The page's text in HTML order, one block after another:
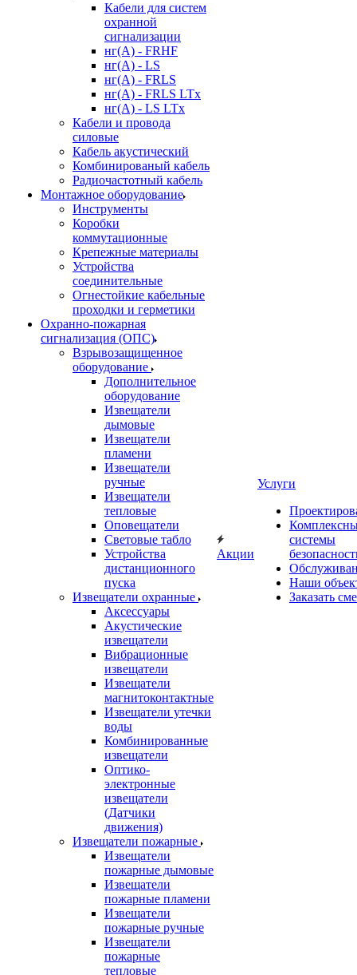
Кабели для систем
охранной
сигнализации
нг(A) - FRHF
нг(A) - LS
нг(А) - FRLS
нг(А) - FRLS LTx
нг(А) - LS LTx
Кабели и провода
силовые
Кабель акустический
Комбинированый кабель
Радиочастотный кабель
Монтажное оборудование
Инструменты
Коробки
коммутационные
Крепежные материалы
Устройства
соединительные
Огнестойкие кабельные
проходки и герметики
Охранно-пожарная
сигнализация (ОПС)
Взрывозащищенное
оборудование
Дополнительное
оборудование
Извещатели
дымовые
Извещатели
пламени
Извещатели
ручные
Извещатели
тепловые
Оповещатели
Световые табло
Устройства
дистанционного
пуска
Извещатели охранные
Аксессуары
Акустические
извещатели
Вибрационные
извещатели
Извещатели
магнитоконтактные
Извещатели утечки
воды
Комбинированные
извещатели
Оптико-
электронные
извещатели
(Датчики
движения)
Извещатели пожарные
Извещатели
пожарные дымовые
Извещатели
пожарные пламени
Извещатели
пожарные ручные
Извещатели
пожарные
тепловые
Акции
Услуги
системы
Наши
Заказать